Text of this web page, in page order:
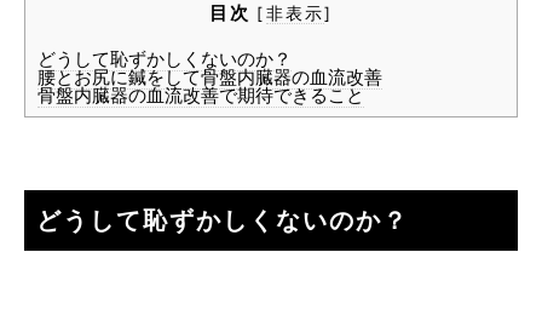
目次 [非表示]
どうして恥ずかしくないのか？
腰とお尻に鍼をして骨盤内臓器の血流改善
骨盤内臓器の血流改善で期待できること
どうして恥ずかしくないのか？